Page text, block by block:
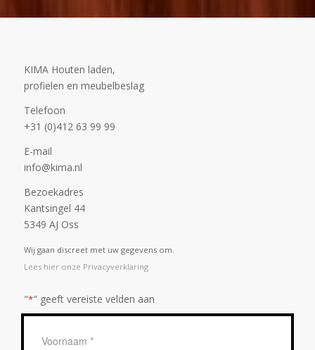
KIMA Houten laden,
profielen en meubelbeslag
Telefoon
+31 (0)412 63 99 99
E-mail
info@kima.nl
Bezoekadres
Kantsingel 44
5349 AJ Oss
Wij gaan discreet met uw gegevens om.
Lees hier onze Privacyverklaring
"*" geeft vereiste velden aan